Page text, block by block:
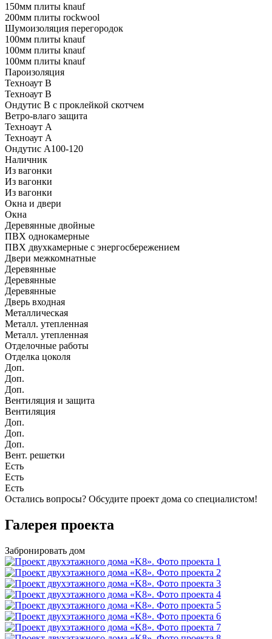
150мм плиты knauf
200мм плиты rockwool
Шумоизоляция перегородок
100мм плиты knauf
100мм плиты knauf
100мм плиты knauf
Пароизоляция
Техноаут В
Техноаут В
Ондутис В с проклейкой скотчем
Ветро-влаго защита
Техноаут А
Техноаут А
Ондутис А100-120
Наличник
Из вагонки
Из вагонки
Из вагонки
Окна и двери
Окна
Деревянные двойные
ПВХ однокамерные
ПВХ двухкамерные с энергосбережением
Двери межкомнатные
Деревянные
Деревянные
Деревянные
Дверь входная
Металлическая
Металл. утепленная
Металл. утепленная
Отделочные работы
Отделка цоколя
Доп.
Доп.
Доп.
Вентиляция и защита
Вентиляция
Доп.
Доп.
Доп.
Вент. решетки
Есть
Есть
Есть
Остались вопросы? Обсудите проект дома со специалистом!
Галерея проекта
Забронировать дом